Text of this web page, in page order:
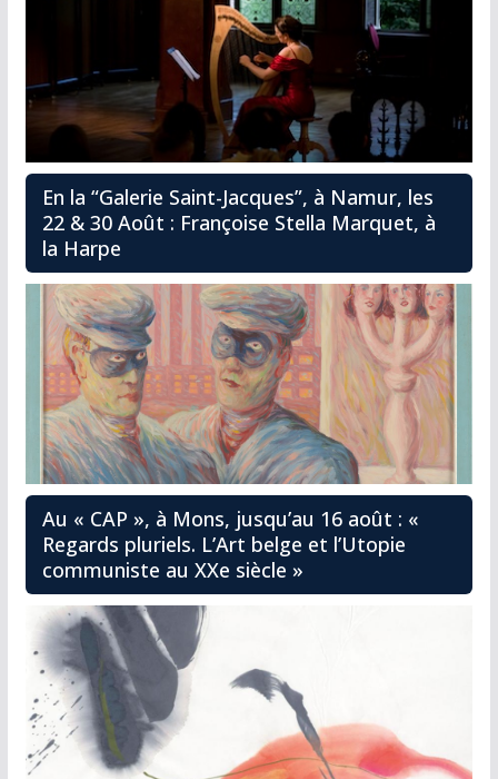
En la “Galerie Saint-Jacques”, à Namur, les
22 & 30 Août : Françoise Stella Marquet, à
la Harpe
Au « CAP », à Mons, jusqu’au 16 août : «
Regards pluriels. L’Art belge et l’Utopie
communiste au XXe siècle »